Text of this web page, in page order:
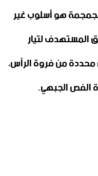
الجمجمة هو أسلوب غير
المستهدف لتيار
من فروة الرأس،
الفص الجبهي.